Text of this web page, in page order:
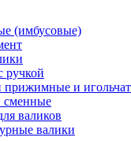
(имбусовые)
ручкой
прижимные и
сменные
валиков
валики